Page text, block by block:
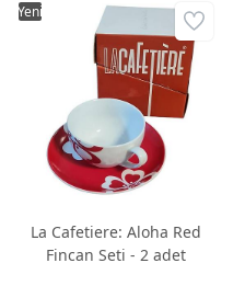
La Cafetiere: Aloha Red
Fincan Seti - 2 adet
Yeni